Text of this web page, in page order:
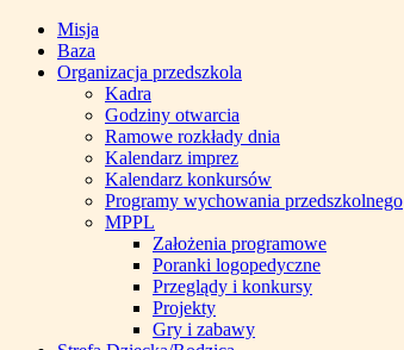
Misja
Baza
Organizacja przedszkola
Kadra
Godziny otwarcia
Ramowe rozkłady dnia
Kalendarz imprez
Kalendarz konkursów
Programy wychowania przedszkolnego
MPPL
Założenia programowe
Poranki logopedyczne
Przeglądy i konkursy
Projekty
Gry i zabawy